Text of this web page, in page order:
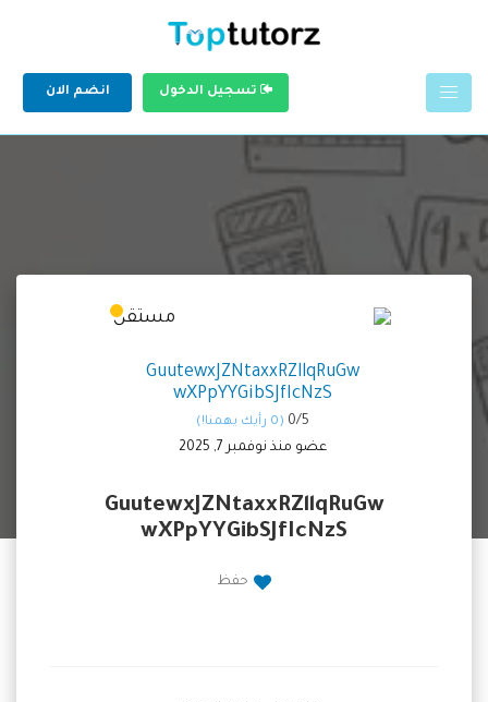
تسجيل الدخول انضم الان
GuutewxJZNtaxxRZllqRuGw
wXPpYYGibSJfIcNzS
0/5 (0 رأيك يهمنا!)
عضو منذ نوفمبر 7, 2025
GuutewxJZNtaxxRZllqRuGw
wXPpYYGibSJfIcNzS
حفظ